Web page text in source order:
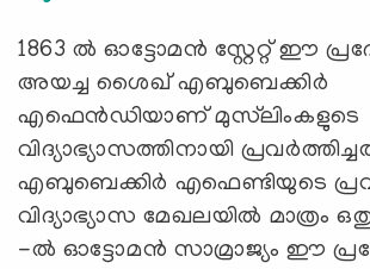
1863 ൽ ഓട്ടോമൻ സ്റ്റേറ്റ് ഈ
അയച്ച ശൈഖ് എബുബെക്കിർ
എഫെൻഡിയാണ് മുസ്‌ലിംകളുടെ
വിദ്യാഭ്യാസത്തിനായി
എബുബെക്കിർ എഫെണ്ടിയുടെ
വിദ്യാഭ്യാസ മേഖലയിൽ മാത്രം
-ൽ ഓട്ടോമൻ സാമ്രാജ്യം ഈ